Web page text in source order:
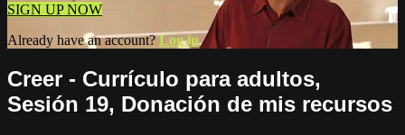
SIGN UP NOW
Already have an account?Log in
Creer - Currículo para adultos,
Sesión 19, Donación de mis recursos